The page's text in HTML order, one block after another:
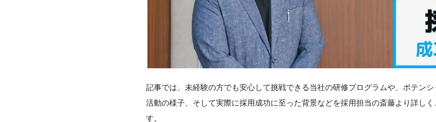
記事では、未経験の方でも安心して挑戦できる当社の研修プログラムや、ポテン
活動の様子、そして実際に採用成功に至った背景などを採用担当の斎藤より詳し
す。